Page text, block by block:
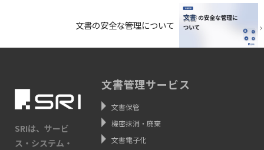
文書の安全な管理について
SRIは、サービ
ス・システム・
文書管理サービス
文書保管
機密抹消・廃棄
文書電子化